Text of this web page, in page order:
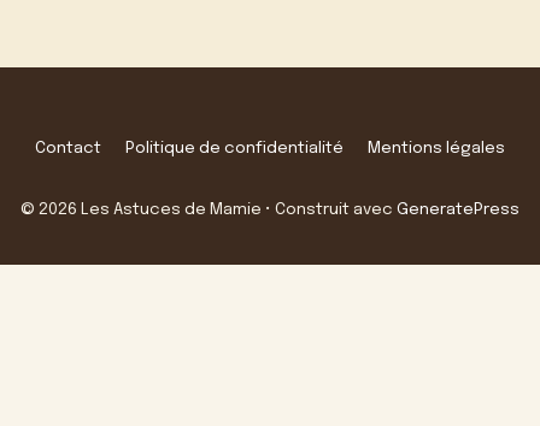
Contact Politique de confidentialité Mentions légales
© 2026 Les Astuces de Mamie • Construit avec GeneratePress